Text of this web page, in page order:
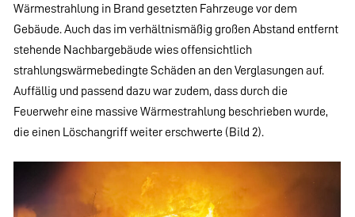
Wärmestrahlung in Brand gesetzten Fahrzeuge vor dem
Gebäude. Auch das im verhältnismäßig großen Abstand entfernt
stehende Nachbargebäude wies offensichtlich
strahlungswärmebedingte Schäden an den Verglasungen auf.
Auffällig und passend dazu war zudem, dass durch die
Feuerwehr eine massive Wärmestrahlung beschrieben wurde,
die einen Löschangriff weiter erschwerte (Bild 2).